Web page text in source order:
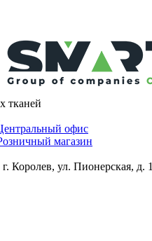
тканей
офис
магазин
Королев, ул. Пионерская, д. 1